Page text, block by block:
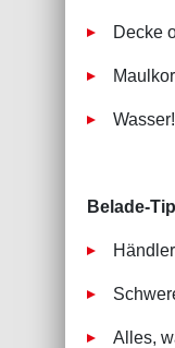
Decke
Belade-
Alles,